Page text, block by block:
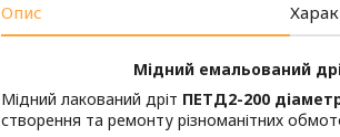
Опис
Мідний емальований
Мідний лакований дріт ПЕТД2-200
створення та ремонту різноманітних